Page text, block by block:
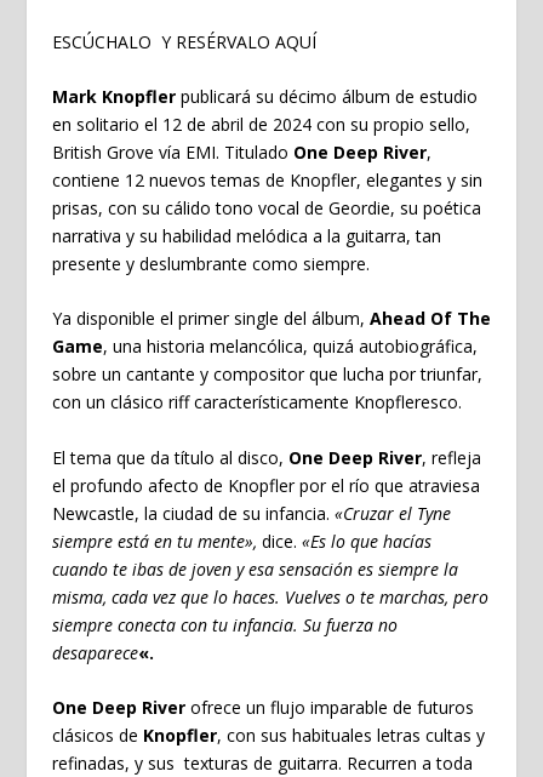
ESCÚCHALO Y RESÉRVALO AQUÍ
Mark Knopfler publicará su décimo álbum de estudio
en solitario el 12 de abril de 2024 con su propio sello,
British Grove vía EMI. Titulado One Deep River,
contiene 12 nuevos temas de Knopfler, elegantes y sin
prisas, con su cálido tono vocal de Geordie, su poética
narrativa y su habilidad melódica a la guitarra, tan
presente y deslumbrante como siempre.
Ya disponible el primer single del álbum, Ahead Of The
Game, una historia melancólica, quizá autobiográfica,
sobre un cantante y compositor que lucha por triunfar,
con un clásico riff característicamente Knopfleresco.
El tema que da título al disco, One Deep River, refleja
el profundo afecto de Knopfler por el río que atraviesa
Newcastle, la ciudad de su infancia. «Cruzar el Tyne
siempre está en tu mente», dice. «Es lo que hacías
cuando te ibas de joven y esa sensación es siempre la
misma, cada vez que lo haces. Vuelves o te marchas, pero
siempre conecta con tu infancia. Su fuerza no
desaparece«.
One Deep River ofrece un flujo imparable de futuros
clásicos de Knopfler, con sus habituales letras cultas y
refinadas, y sus texturas de guitarra. Recurren a toda